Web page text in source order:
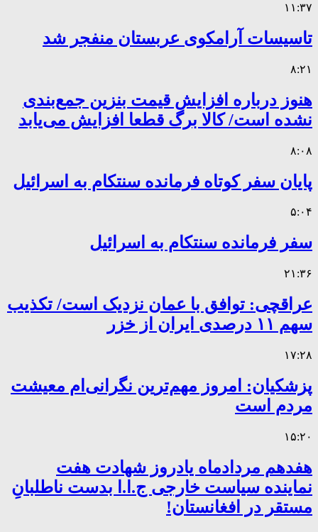
۱۱:۳۷
تاسیسات آرامکوی عربستان منفجر شد
۸:۲۱
هنوز درباره افزایش قیمت بنزین جمع‌بندی
نشده است/ کالا برگ قطعا افزایش می‌یابد
۸:۰۸
پایان سفر کوتاه فرمانده سنتکام به اسرائیل
۵:۰۴
سفر فرمانده سنتکام به اسرائیل
۲۱:۳۶
عراقچی: توافق با عمان نزدیک است/ تکذیب
سهم ۱۱ درصدی ایران از خزر
۱۷:۲۸
پزشکیان: امروز مهم‌ترین نگرانی‌ام معیشت
مردم است
۱۵:۲۰
هفدهم مردادماه یادروز شهادت هفت
نماینده سیاست خارجی ج.ا.ا بدست ناطلبانِ
مستقر در افغانستان!